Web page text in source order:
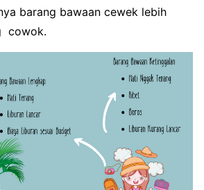
barang bawaan cewek lebih
cowok.